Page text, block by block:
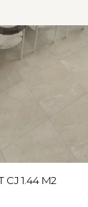
CJ 1.44 M2